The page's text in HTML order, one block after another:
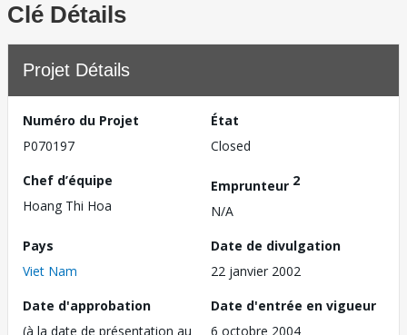
Clé Détails
Projet Détails
Numéro du Projet
P070197
État
Closed
Chef d’équipe
Hoang Thi Hoa
Emprunteur 2
N/A
Pays
Viet Nam
Date de divulgation
22 janvier 2002
Date d'approbation
(à la date de présentation au
Date d'entrée en vigueur
6 octobre 2004